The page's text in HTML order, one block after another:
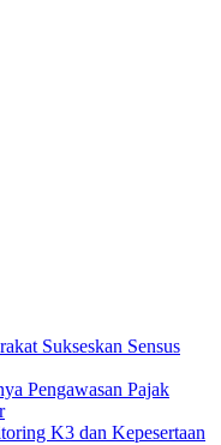
Sukseskan Sensus
Pengawasan Pajak
K3 dan Kepesertaan